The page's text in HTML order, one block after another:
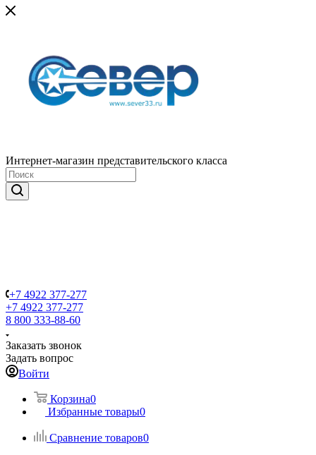
Интернет-магазин представительского класса
+7 4922 377-277
+7 4922 377-277
8 800 333-88-60
Заказать звонок
Задать вопрос
Войти
Корзина0
Избранные товары0
Сравнение товаров0